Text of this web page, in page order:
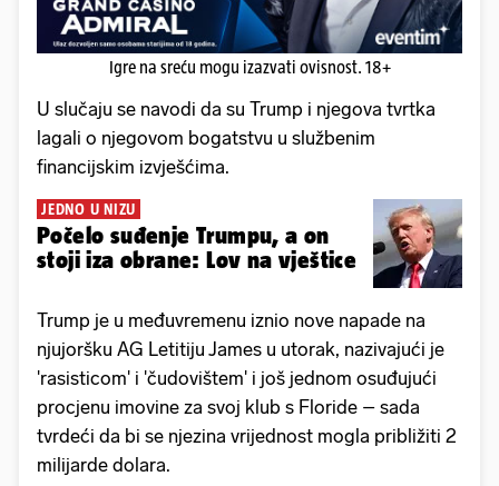
Igre na sreću mogu izazvati ovisnost. 18+
U slučaju se navodi da su Trump i njegova tvrtka
lagali o njegovom bogatstvu u službenim
financijskim izvješćima.
JEDNO U NIZU
Počelo suđenje Trumpu, a on
stoji iza obrane: Lov na vještice
Trump je u međuvremenu iznio nove napade na
njujoršku AG Letitiju James u utorak, nazivajući je
'rasisticom' i 'čudovištem' i još jednom osuđujući
procjenu imovine za svoj klub s Floride – sada
tvrdeći da bi se njezina vrijednost mogla približiti 2
milijarde dolara.